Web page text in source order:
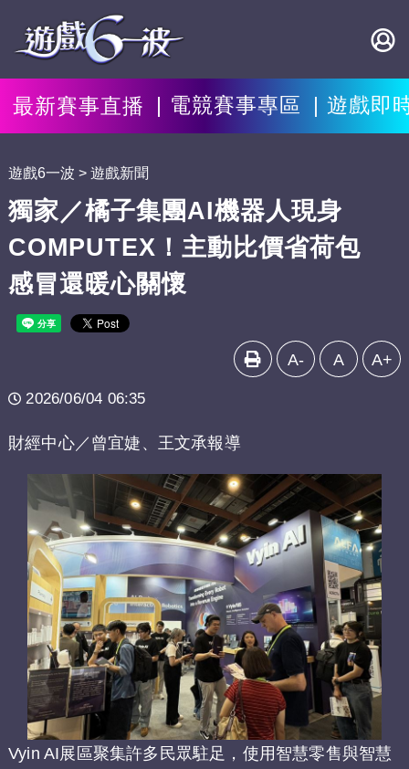
最新賽事直播 電競賽事專區 遊戲即
遊戲6一波 遊戲新聞
獨家／橘子集團AI機器人現身
COMPUTEX！主動比價省荷包
感冒還暖心關懷
A- A A+
2026/06/04 06:35
財經中心／曾宜婕、王文承報導
Vyin AI展區聚集許多民眾駐足，使用智慧零售與智慧